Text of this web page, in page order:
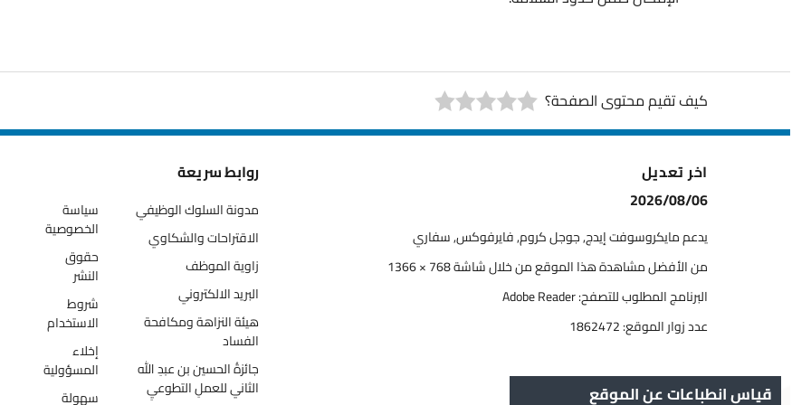
قياس انطباعات عن الموقع
كيف تقيم محتوى الصفحة؟
اخر تعديل
2026/08/06
يدعم مايكروسوفت إيدج, جوجل كروم, فايرفوكس, سفاري
من الأفضل مشاهدة هذا الموقع من خلال شاشة 768 × 1366
البرنامج المطلوب للتصفح: Adobe Reader
عدد زوار الموقع:1862472
روابط سريعة
مدونة السلوك الوظيفي
الاقتراحات والشكاوي
زاوية الموظف
البريد الالكتروني
هيئة النزاهة ومكافحة
الفساد
جائزةُ الحسين بن عبدِ الله
الثاني للعملِ التطوعيِ
سياسة
الخصوصية
حقوق
النشر
شروط
الاستخدام
إخلاء
المسؤولية
سهولة